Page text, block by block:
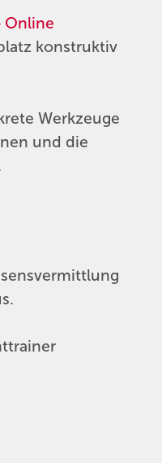
Online
konstruktiv
Werkzeuge
und die